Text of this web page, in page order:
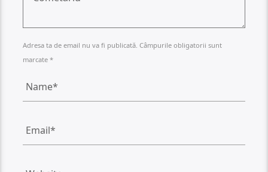
Adresa ta de email nu va fi publicată. Câmpurile obligatorii sunt
marcate *